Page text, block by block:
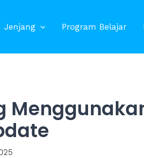
Jenjang Program Belajar